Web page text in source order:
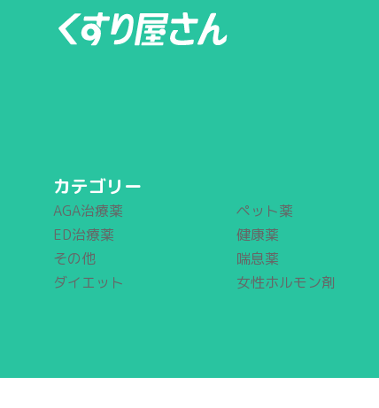
カテゴリー
AGA治療薬
ED治療薬
その他
ダイエット
ペット薬
健康薬
喘息薬
女性ホルモン剤